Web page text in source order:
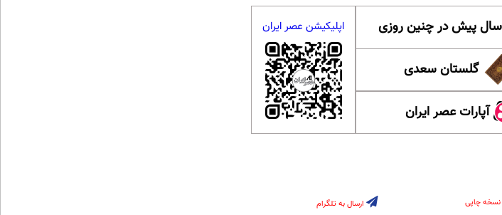
گلستان سعدی
آپارات عصر ایران
اپلیکیشن عصر ایران
نسخه چاپی ارسال به تلگرام